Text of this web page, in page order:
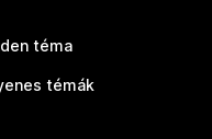
téma
témák